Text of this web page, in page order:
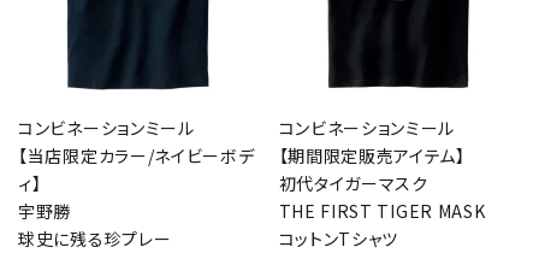
コンビネーションミール
【当店限定カラー/ネイビーボデ
ィ】
宇野勝
球史に残る珍プレー
コンビネーションミール
【期間限定販売アイテム】
初代タイガーマスク
THE FIRST TIGER MASK
コットンTシャツ